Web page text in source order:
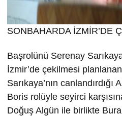
SONBAHARDA İZMİR’DE
Başrolünü Serenay
İzmir’de çekilmesi
Sarıkaya’nın
Boris rolüyle seyirci
Doğuş Algün ile birlikte